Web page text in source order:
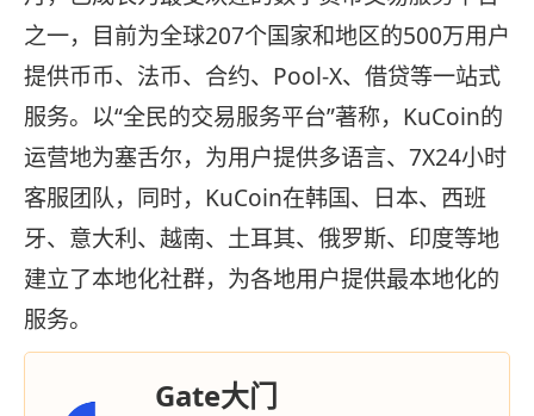
之一，目前为全球207个国家和地区的500万用户
提供币币、法币、合约、Pool-X、借贷等一站式
服务。以“全民的交易服务平台”著称，KuCoin的
运营地为塞舌尔，为用户提供多语言、7X24小时
客服团队，同时，KuCoin在韩国、日本、西班
牙、意大利、越南、土耳其、俄罗斯、印度等地
建立了本地化社群，为各地用户提供最本地化的
服务。
Gate大门